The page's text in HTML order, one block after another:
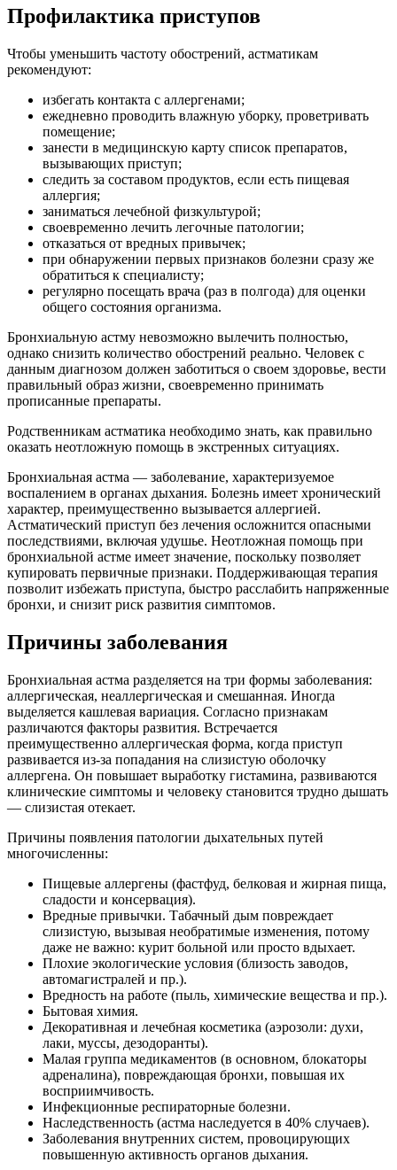
Профилактика приступов
Чтобы уменьшить частоту обострений, астматикам
рекомендуют:
избегать контакта с аллергенами;
ежедневно проводить влажную уборку, проветривать
помещение;
занести в медицинскую карту список препаратов,
вызывающих приступ;
следить за составом продуктов, если есть пищевая
аллергия;
заниматься лечебной физкультурой;
своевременно лечить легочные патологии;
отказаться от вредных привычек;
при обнаружении первых признаков болезни сразу же
обратиться к специалисту;
регулярно посещать врача (раз в полгода) для оценки
общего состояния организма.
Бронхиальную астму невозможно вылечить полностью,
однако снизить количество обострений реально. Человек с
данным диагнозом должен заботиться о своем здоровье, вести
правильный образ жизни, своевременно принимать
прописанные препараты.
Родственникам астматика необходимо знать, как правильно
оказать неотложную помощь в экстренных ситуациях.
Бронхиальная астма — заболевание, характеризуемое
воспалением в органах дыхания. Болезнь имеет хронический
характер, преимущественно вызывается аллергией.
Астматический приступ без лечения осложнится опасными
последствиями, включая удушье. Неотложная помощь при
бронхиальной астме имеет значение, поскольку позволяет
купировать первичные признаки. Поддерживающая терапия
позволит избежать приступа, быстро расслабить напряженные
бронхи, и снизит риск развития симптомов.
Причины заболевания
Бронхиальная астма разделяется на три формы заболевания:
аллергическая, неаллергическая и смешанная. Иногда
выделяется кашлевая вариация. Согласно признакам
различаются факторы развития. Встречается
преимущественно аллергическая форма, когда приступ
развивается из-за попадания на слизистую оболочку
аллергена. Он повышает выработку гистамина, развиваются
клинические симптомы и человеку становится трудно дышать
— слизистая отекает.
Причины появления патологии дыхательных путей
многочисленны:
Пищевые аллергены (фастфуд, белковая и жирная пища,
сладости и консервация).
Вредные привычки. Табачный дым повреждает
слизистую, вызывая необратимые изменения, потому
даже не важно: курит больной или просто вдыхает.
Плохие экологические условия (близость заводов,
автомагистралей и пр.).
Вредность на работе (пыль, химические вещества и пр.).
Бытовая химия.
Декоративная и лечебная косметика (аэрозоли: духи,
лаки, муссы, дезодоранты).
Малая группа медикаментов (в основном, блокаторы
адреналина), повреждающая бронхи, повышая их
восприимчивость.
Инфекционные респираторные болезни.
Наследственность (астма наследуется в 40% случаев).
Заболевания внутренних систем, провоцирующих
повышенную активность органов дыхания.